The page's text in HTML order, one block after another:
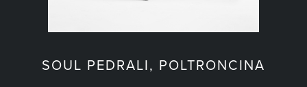
SOUL PEDRALI, POLTRONCINA